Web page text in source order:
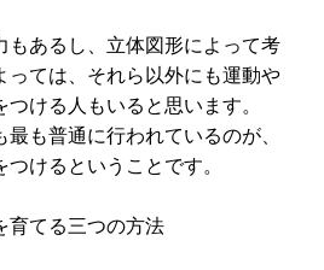
あるし、立体図形によって考
っては、それら以外にも運動や
ける人もいると思います。
も普通に行われているのが、
けるということです。
てる三つの方法